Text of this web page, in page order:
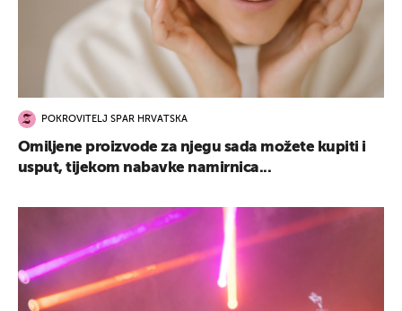
POKROVITELJ SPAR HRVATSKA
Omiljene proizvode za njegu sada možete kupiti i
usput, tijekom nabavke namirnica...